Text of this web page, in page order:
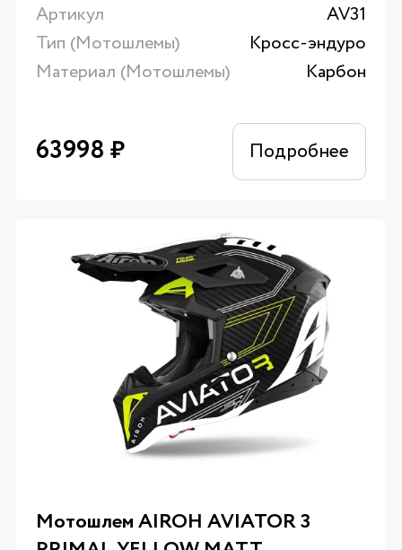
Артикул
AV31
Тип (Мотошлемы)
Кросс-эндуро
Материал (Мотошлемы)
Карбон
63998 ₽ Подробнее
Мотошлем AIROH AVIATOR 3